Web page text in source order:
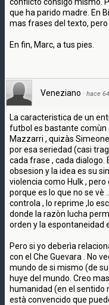
que ha parido madre. En
mas frases del texto,
En fin, Marc, a tus pies.
Veneziano · hace
La caracteristica de un
futbol es bastante comùn
Mazzarri , quizàs
por esa seriedad (casi
cada frase , cada dialogo.
obsesion y la idea es su
violencia como Hulk ,
porque es lo que no se vè
controla , lo reprime ,lo
donde la razòn lucha
orden y la espontaneidad
Pero si yo deberìa
con el Che Guevara . No
mundo de si mismo (de
huye del mundo. Creo
humanidad (en el sentido
està convencido que